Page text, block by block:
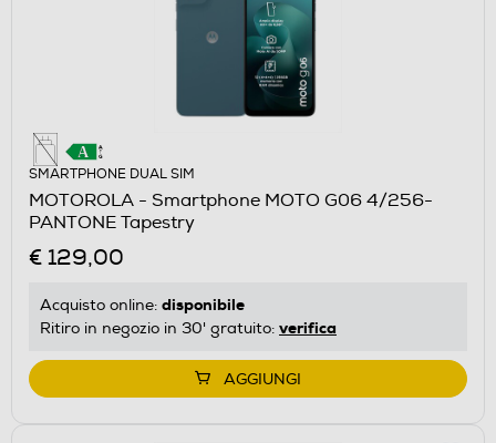
SMARTPHONE DUAL SIM
MOTOROLA - Smartphone MOTO G06 4/256-
PANTONE Tapestry
€ 129,00
Acquisto online: disponibile
Ritiro in negozio in 30' gratuito: verifica
AGGIUNGI